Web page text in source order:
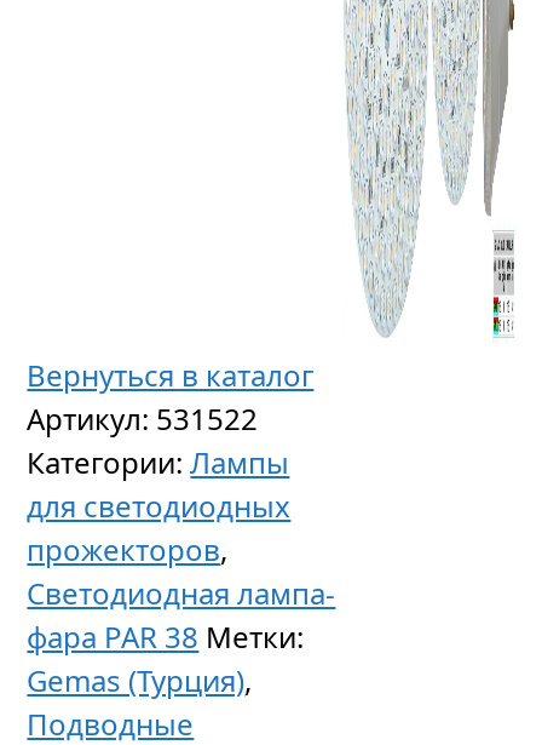
Вернуться в каталог
Артикул: 531522
Категории:Лампы
для светодиодных
прожекторов,
Светодиодная лампа-
фара PAR 38 Метки:
Gemas (Турция),
Подводные